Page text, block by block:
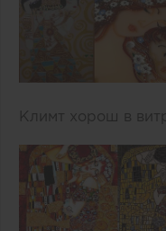
Климт хорош в